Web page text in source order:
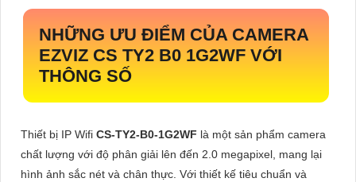
NHỮNG ƯU ĐIỂM CỦA CAMERA
EZVIZ CS TY2 B0 1G2WF VỚI
THÔNG SỐ
Thiết bị IP Wifi CS-TY2-B0-1G2WF là một sản phẩm camera
chất lượng với độ phân giải lên đến 2.0 megapixel, mang lại
hình ảnh sắc nét và chân thực. Với thiết kế tiêu chuẩn và